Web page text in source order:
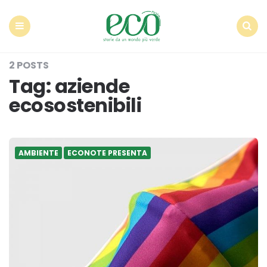
2 POSTS
Tag:aziende
ecosostenibili
AMBIENTE ECONOTE PRESENTA